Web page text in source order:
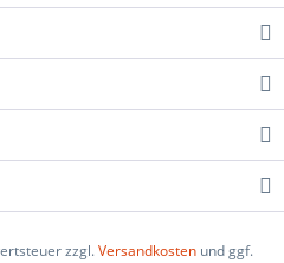
zzgl.Versandkosten und ggf.